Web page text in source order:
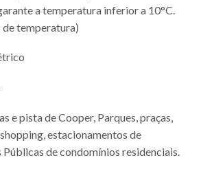
a temperatura inferior a 10°C.
de temperatura)
e pista de Cooper, Parques, praças,
estacionamentos de
de condomínios residenciais.